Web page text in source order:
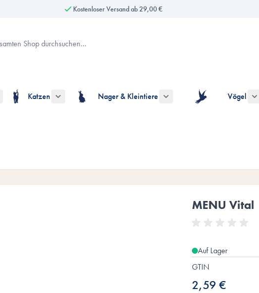
Kostenloser Versand ab 29,00 €
Untermenü für die Kategorie Hunde anzeigen
Katzen
Untermenü für die Kategorie Katzen anzeigen
Nager & Kleintiere
Untermenü für die Kategorie
Vögel
MENU Vital
Auf Lager
GTIN
2,59 €